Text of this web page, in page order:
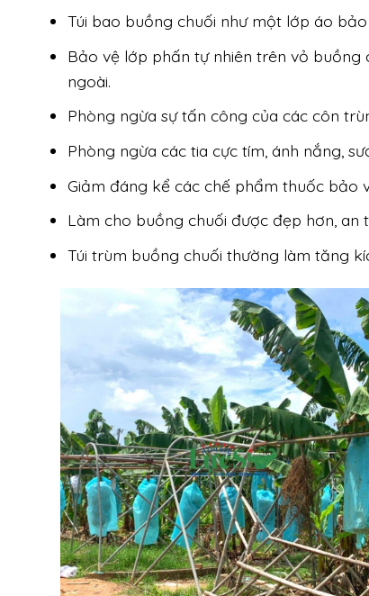
Túi bao buồng chuối như một lớp áo
Bảo vệ lớp phấn tự nhiên trên vỏ
ngoài.
Phòng ngừa sự tấn công của các côn
Phòng ngừa các tia cực tím, ánh nắng,
Giảm đáng kể các chế phẩm thuốc bảo
Làm cho buồng chuối được đẹp hơn,
Túi trùm buồng chuối thường làm tăng